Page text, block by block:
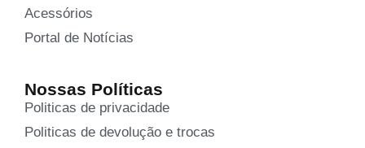
Acessórios
Portal de Notícias
Nossas Políticas
Politicas de privacidade
Politicas de devolução e trocas